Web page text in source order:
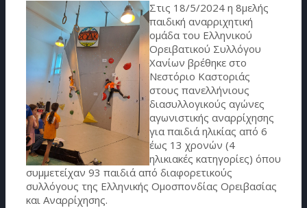
Στις 18/5/2024 η 8μελής
παιδική αναρριχητική
ομάδα του Ελληνικού
Ορειβατικού Συλλόγου
Χανίων βρέθηκε στο
Νεστόριο Καστοριάς
στους πανελλήνιους
διασυλλογικούς αγώνες
αγωνιστικής αναρρίχησης
για παιδιά ηλικίας από 6
έως 13 χρονών (4
ηλικιακές κατηγορίες) όπου
συμμετείχαν 93 παιδιά από διαφορετικούς
συλλόγους της Ελληνικής Ομοσπονδίας Ορειβασίας
και Αναρρίχησης.